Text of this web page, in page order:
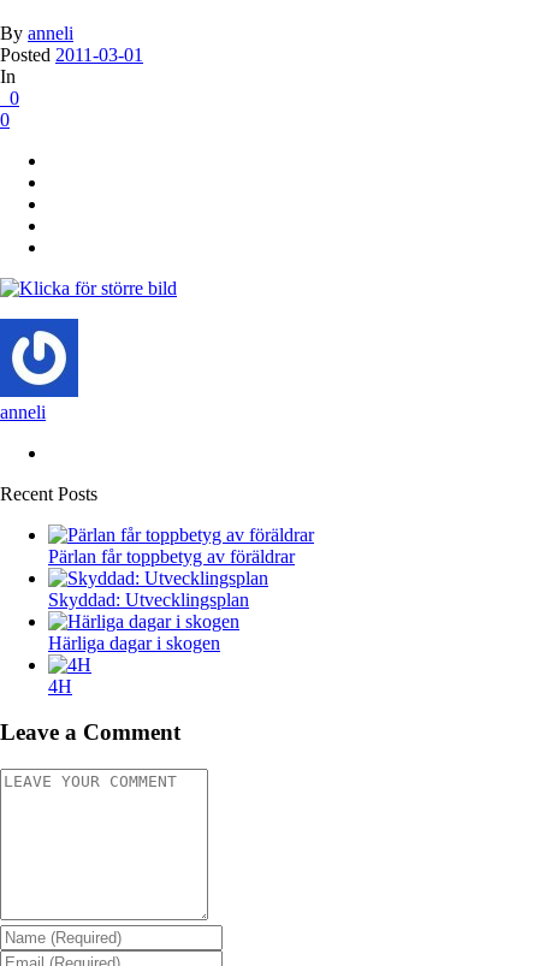
By anneli
Posted 2011-03-01
In
0
0
anneli
Recent Posts
Pärlan får toppbetyg av föräldrar
Skyddad: Utvecklingsplan
Härliga dagar i skogen
4H
Leave a Comment